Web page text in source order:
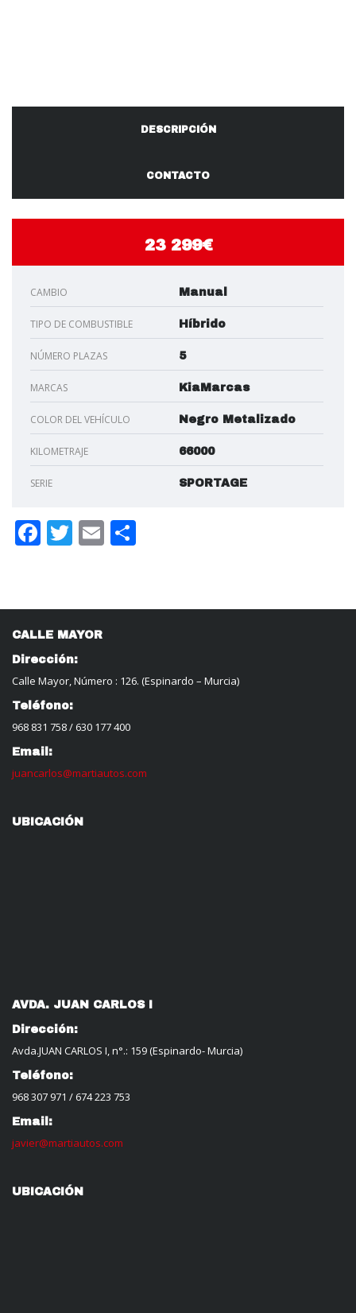
DESCRIPCIÓN
CONTACTO
23 299€
CAMBIO Manual
TIPO DE COMBUSTIBLE Híbrido
NÚMERO PLAZAS 5
MARCAS KiaMarcas
COLOR DEL VEHÍCULO Negro Metalizado
KILOMETRAJE 66000
SERIE SPORTAGE
Facebook
Twitter
Email
CALLE MAYOR
Dirección:
Calle Mayor, Número : 126. (Espinardo – Murcia)
Teléfono:
968 831 758/ 630 177 400
Email:
juancarlos@martiautos.com
UBICACIÓN
AVDA. JUAN CARLOS I
Dirección:
Avda.JUAN CARLOS I, n°.: 159 (Espinardo- Murcia)
Teléfono:
968 307 971 / 674 223 753
Email:
javier@martiautos.com
UBICACIÓN